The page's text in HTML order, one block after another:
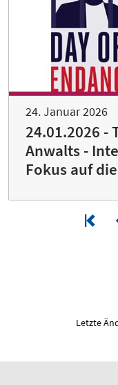
24. Januar 2026
24.01.2026 -
Anwalts -
Fokus auf
Letzte